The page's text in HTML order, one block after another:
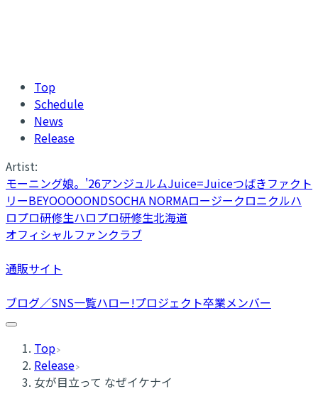
Top
Schedule
News
Release
Artist:
モーニング娘。'26アンジュルムJuice=Juiceつばきファクト
リーBEYOOOOONDSOCHA NORMAロージークロニクルハ
ロプロ研修生ハロプロ研修生北海道
オフィシャルファンクラブ
通販サイト
ブログ／SNS一覧ハロー!プロジェクト卒業メンバー
Top
Release
女が目立って なぜイケナイ